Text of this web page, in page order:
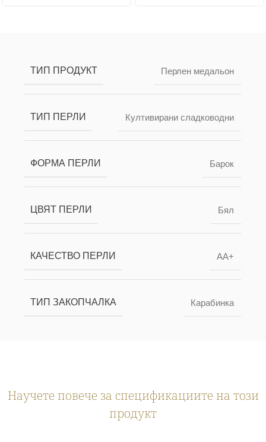
сертификация | Опаковка и доставка
ТИП ПРОДУКТ Перлен медальон
ТИП ПЕРЛИ Култивирани сладководни
ФОРМА ПЕРЛИ Барок
ЦВЯТ ПЕРЛИ Бял
КАЧЕСТВО ПЕРЛИ AA+
ТИП ЗАКОПЧАЛКА Карабинка
Научете повече за спецификациите на този
продукт